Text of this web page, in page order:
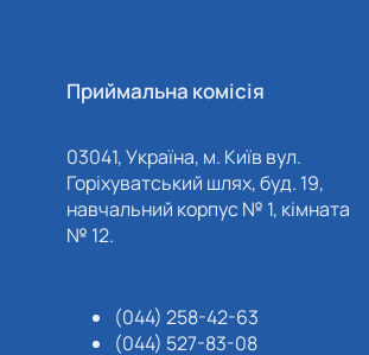
Приймальна комісія
03041, Україна, м. Київ вул.
Горіхуватський шлях, буд. 19,
навчальний корпус № 1, кімната
№ 12.
(044) 258-42-63
(044) 527-83-08